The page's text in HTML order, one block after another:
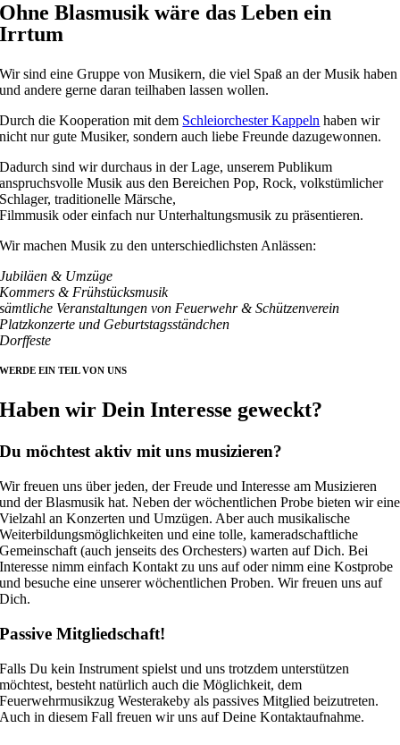
Ohne Blasmusik wäre das Leben ein
Irrtum
Wir sind eine Gruppe von Musikern, die viel Spaß an der Musik haben
und andere gerne daran teilhaben lassen wollen.
Durch die Kooperation mit dem Schleiorchester Kappeln haben wir
nicht nur gute Musiker, sondern auch liebe Freunde dazugewonnen.
Dadurch sind wir durchaus in der Lage, unserem Publikum
anspruchsvolle Musik aus den Bereichen Pop, Rock, volkstümlicher
Schlager, traditionelle Märsche,
Filmmusik oder einfach nur Unterhaltungsmusik zu präsentieren.
Wir machen Musik zu den unterschiedlichsten Anlässen:
Jubiläen & Umzüge
Kommers & Frühstücksmusik
sämtliche Veranstaltungen von Feuerwehr & Schützenverein
Platzkonzerte und Geburtstagsständchen
Dorffeste
WERDE EIN TEIL VON UNS
Haben wir Dein Interesse geweckt?
Du möchtest aktiv mit uns musizieren?
Wir freuen uns über jeden, der Freude und Interesse am Musizieren
und der Blasmusik hat. Neben der wöchentlichen Probe bieten wir eine
Vielzahl an Konzerten und Umzügen. Aber auch musikalische
Weiterbildungsmöglichkeiten und eine tolle, kameradschaftliche
Gemeinschaft (auch jenseits des Orchesters) warten auf Dich. Bei
Interesse nimm einfach Kontakt zu uns auf oder nimm eine Kostprobe
und besuche eine unserer wöchentlichen Proben. Wir freuen uns auf
Dich.
Passive Mitgliedschaft!
Falls Du kein Instrument spielst und uns trotzdem unterstützen
möchtest, besteht natürlich auch die Möglichkeit, dem
Feuerwehrmusikzug Westerakeby als passives Mitglied beizutreten.
Auch in diesem Fall freuen wir uns auf Deine Kontaktaufnahme.